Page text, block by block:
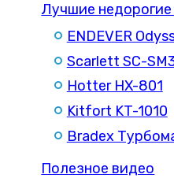
Лучшие
ENDEVER
Scarlett SC-
Hotter HX-801
Kitfort KT-1010
Bradex
Полезное видео